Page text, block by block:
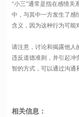
“小三”通常是指在感情关
中，与其中一方发生了感
含义，因为这种行为可能
请注意，讨论和揭露他人
违反道德准则，并引起冲
智的方式，可以通过沟通
相关信息：